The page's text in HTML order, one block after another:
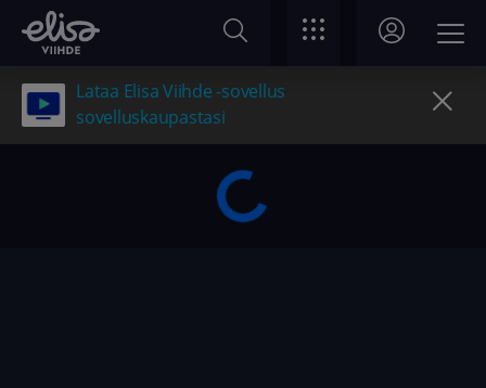
Lataa Elisa Viihde -sovellus
sovelluskaupastasi